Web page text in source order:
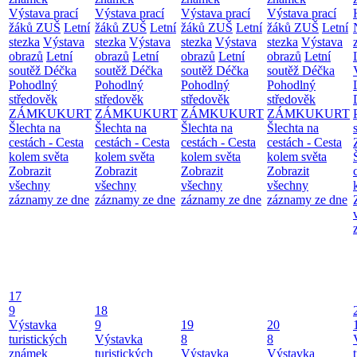
Výstava prací
žáků ZUŠ Letní
stezka Výstava
obrazů Letní
soutěž Déčka
Pohodlný
středověk
ZÁMKUKURT
Šlechta na
cestách - Cesta
kolem světa
Zobrazit
všechny
záznamy ze dne
Výstava prací
žáků ZUŠ Letní
stezka Výstava
obrazů Letní
soutěž Déčka
Pohodlný
středověk
ZÁMKUKURT
Šlechta na
cestách - Cesta
kolem světa
Zobrazit
všechny
záznamy ze dne
Výstava prací
žáků ZUŠ Letní
stezka Výstava
obrazů Letní
soutěž Déčka
Pohodlný
středověk
ZÁMKUKURT
Šlechta na
cestách - Cesta
kolem světa
Zobrazit
všechny
záznamy ze dne
Výstava prací
žáků ZUŠ Letní
stezka Výstava
obrazů Letní
soutěž Déčka
Pohodlný
středověk
ZÁMKUKURT
Šlechta na
cestách - Cesta
kolem světa
Zobrazit
všechny
záznamy ze dne
17
9
Výstavka
turistických
známek
18
9
Výstavka
turistických
19
8
Výstavka
20
8
Výstavka